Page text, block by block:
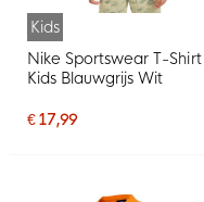
Kids
Nike Sportswear T-Shirt
Kids Blauwgrijs Wit
€ 17,99